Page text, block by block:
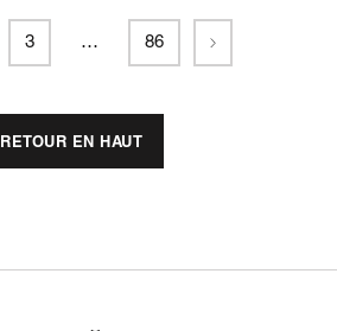
3 … 86 Suivant
RETOUR EN HAUT